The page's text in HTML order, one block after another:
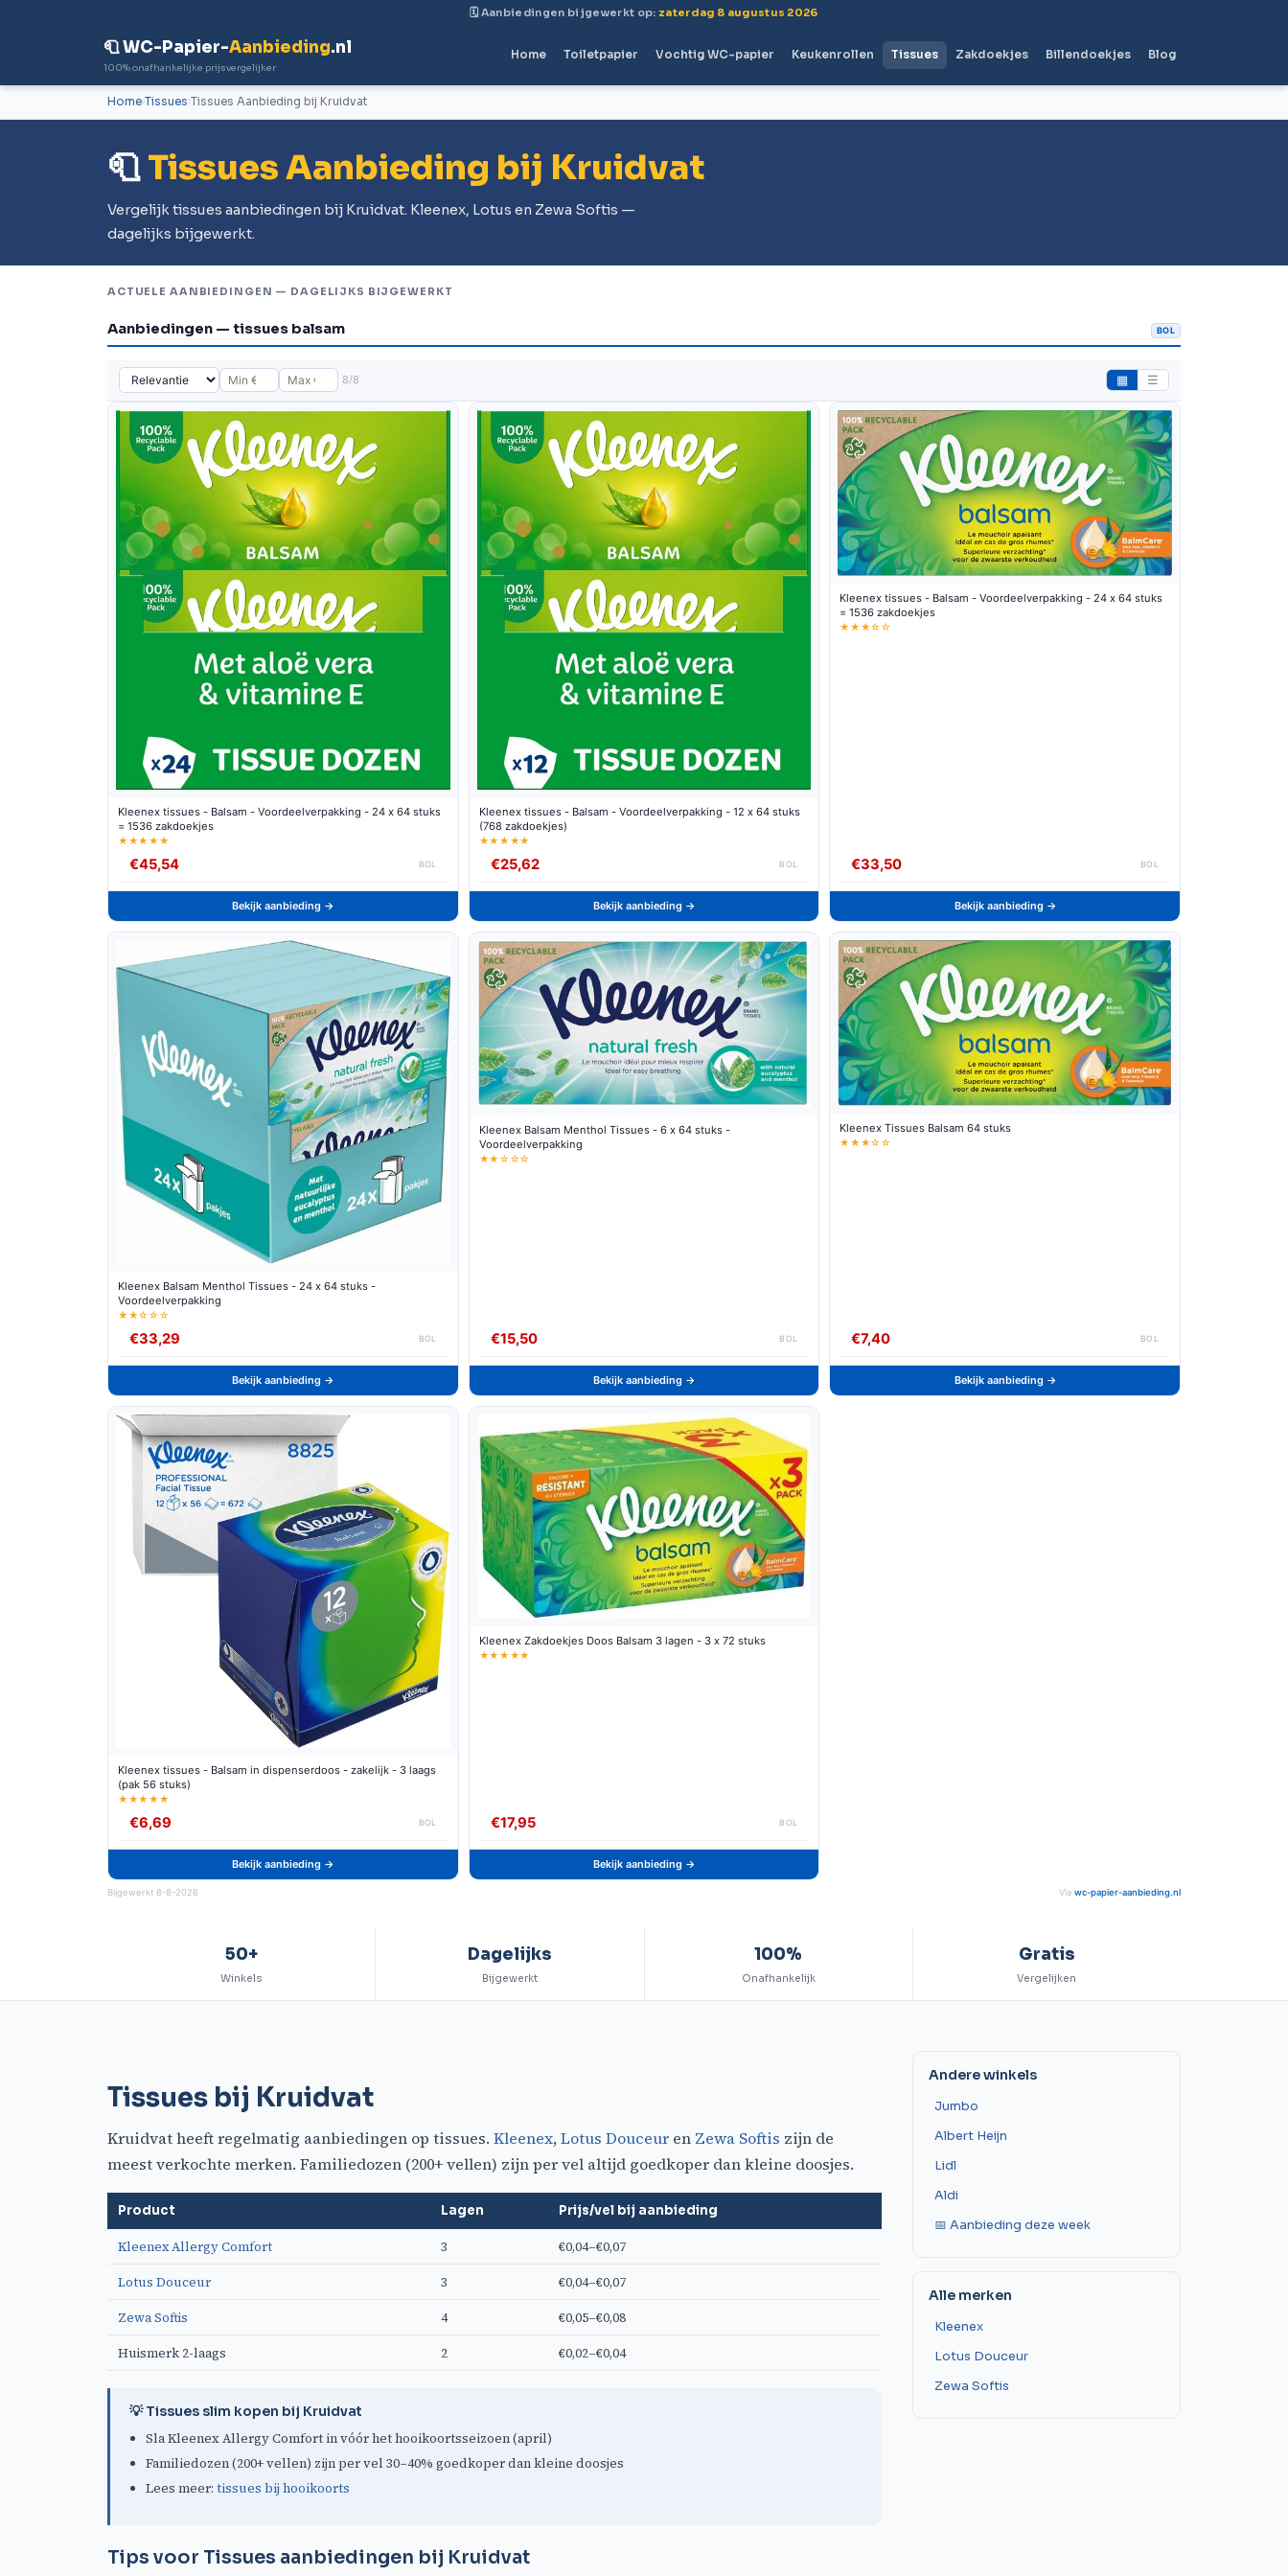
🗓 Aanbiedingen bijgewerkt op: zaterdag 8 augustus 2026
🧻 WC-Papier-Aanbieding.nl
100% onafhankelijke prijsvergelijker
Home Toiletpapier Vochtig WC-papier Keukenrollen Tissues Zakdoekjes Billendoekjes Blog
Home Tissues Tissues Aanbieding bij Kruidvat
🧻Tissues Aanbieding bij Kruidvat
Vergelijk tissues aanbiedingen bij Kruidvat. Kleenex, Lotus en Zewa Softis —
dagelijks bijgewerkt.
ACTUELE AANBIEDINGEN — DAGELIJKS BIJGEWERKT
Aanbiedingen — tissues balsam BOL
8/8 ▦ ☰
Kleenex tissues - Balsam - Voordeelverpakking - 24 x 64 stuks
= 1536 zakdoekjes
★★★★★
€45,54 BOL
Bekijk aanbieding →
Kleenex tissues - Balsam - Voordeelverpakking - 12 x 64 stuks
(768 zakdoekjes)
★★★★★
€25,62 BOL
Bekijk aanbieding →
Kleenex tissues - Balsam - Voordeelverpakking - 24 x 64 stuks
= 1536 zakdoekjes
★★★☆☆
€33,50 BOL
Bekijk aanbieding →
Kleenex Balsam Menthol Tissues - 24 x 64 stuks -
Voordeelverpakking
★★☆☆☆
€33,29 BOL
Bekijk aanbieding →
Kleenex Balsam Menthol Tissues - 6 x 64 stuks -
Voordeelverpakking
★★☆☆☆
€15,50 BOL
Bekijk aanbieding →
Kleenex Tissues Balsam 64 stuks
★★★☆☆
€7,40 BOL
Bekijk aanbieding →
Kleenex tissues - Balsam in dispenserdoos - zakelijk - 3 laags
(pak 56 stuks)
★★★★★
€6,69 BOL
Bekijk aanbieding →
Kleenex Zakdoekjes Doos Balsam 3 lagen - 3 x 72 stuks
★★★★★
€17,95 BOL
Bekijk aanbieding →
Bijgewerkt 8-8-2026 Via wc-papier-aanbieding.nl
50+
Winkels
Dagelijks
Bijgewerkt
100%
Onafhankelijk
Gratis
Vergelijken
Tissues bij Kruidvat
Kruidvat heeft regelmatig aanbiedingen op tissues. Kleenex,Lotus Douceur en Zewa Softis zijn de
meest verkochte merken. Familiedozen (200+ vellen) zijn per vel altijd goedkoper dan kleine doosjes.
Product Lagen Prijs/vel bij aanbieding
Kleenex Allergy Comfort 3 €0,04–€0,07
Lotus Douceur 3 €0,04–€0,07
Zewa Softis 4 €0,05–€0,08
Huismerk 2-laags 2 €0,02–€0,04
💡 Tissues slim kopen bij Kruidvat
Sla Kleenex Allergy Comfort in vóór het hooikoortsseizoen (april)
Familiedozen (200+ vellen) zijn per vel 30–40% goedkoper dan kleine doosjes
Lees meer: tissues bij hooikoorts
Tips voor Tissues aanbiedingen bij Kruidvat
Andere winkels
Jumbo
Albert Heijn
Lidl
Aldi
📅 Aanbieding deze week
Alle merken
Kleenex
Lotus Douceur
Zewa Softis